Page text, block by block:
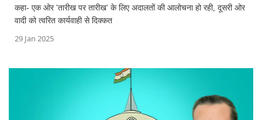
कहा- एक ओर 'तारीख पर तारीख' के लिए अदालतों की आलोचना हो रही, दूसरी ओर
वादी को त्वरित कार्यवाही से दिक्कत
29 Jan 2025